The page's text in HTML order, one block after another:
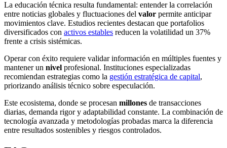
La educación técnica resulta fundamental: entender la correlación
entre noticias globales y fluctuaciones del valor permite anticipar
movimientos clave. Estudios recientes destacan que portafolios
diversificados con activos estables reducen la volatilidad un 37%
frente a crisis sistémicas.
Operar con éxito requiere validar información en múltiples fuentes y
mantener un nivel profesional. Instituciones especializadas
recomiendan estrategias como la gestión estratégica de capital,
priorizando análisis técnico sobre especulación.
Este ecosistema, donde se procesan millones de transacciones
diarias, demanda rigor y adaptabilidad constante. La combinación de
tecnología avanzada y metodologías probadas marca la diferencia
entre resultados sostenibles y riesgos controlados.